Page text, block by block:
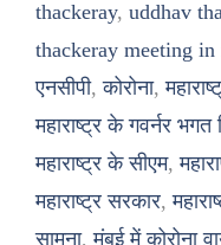
thackeray, uddhav
thackeray meeting
एनसीपी,कोरोना,
महाराष्ट्र के गवर्नर भगत
महाराष्ट्र के सीएम,
महाराष्ट्र सरकार,
सामना,मुंबई में कोरोना